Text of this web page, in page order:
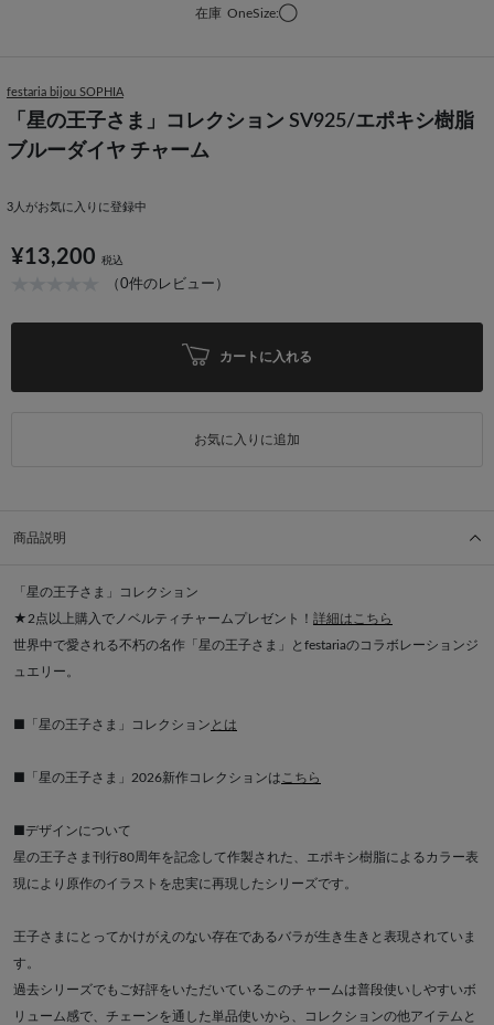
在庫 OneSize:◯
festaria bijou SOPHIA
「星の王子さま」コレクション SV925/エポキシ樹脂
ブルーダイヤ チャーム
3 人がお気に入りに登録中
¥13,200 税込
（0件のレビュー）
カートに入れる
お気に入りに追加
商品説明
「星の王子さま」コレクション
★2点以上購入でノベルティチャームプレゼント！ 詳細はこちら
世界中で愛される不朽の名作「星の王子さま」とfestariaのコラボレーションジ
ュエリー。
■「星の王子さま」コレクション とは
■「星の王子さま」2026新作コレクションは こちら
■デザインについて
星の王子さま刊行80周年を記念して作製された、エポキシ樹脂によるカラー表
現により原作のイラストを忠実に再現したシリーズです。
王子さまにとってかけがえのない存在であるバラが生き生きと表現されていま
す。
過去シリーズでもご好評をいただいているこのチャームは普段使いしやすいボ
リューム感で、チェーンを通した単品使いから、コレクションの他アイテムと